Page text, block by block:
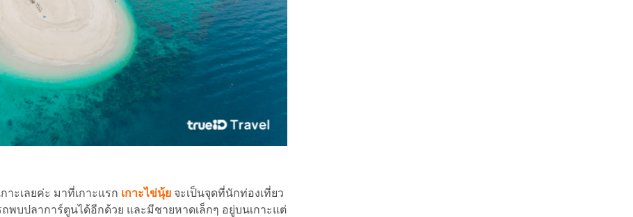
ะเลยค่ะ มาที่เกาะแรก เกาะไข่นุ้ย จะเป็นจุดที่นักท่องเที่ยว
บปลาการ์ตูนได้อีกด้วย และมีชายหาดเล็กๆ อยู่บนเกาะแต่